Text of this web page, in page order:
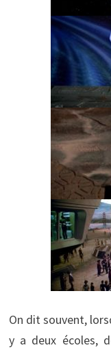
On dit souvent,
y a deux écoles,